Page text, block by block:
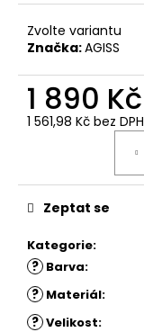
Zvolte variantu
Značka:AGISS
1 890 Kč
1 561,98 Kč bez DPH
Kategorie:
? Barva:
? Materiál:
? Velikost:
Zeptat se
ŠATY
-
ČERNÉ